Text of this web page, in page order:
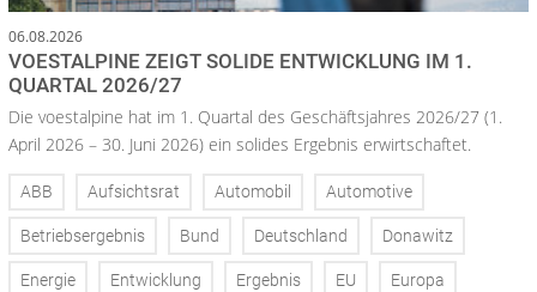
06.08.2026
VOESTALPINE ZEIGT SOLIDE ENTWICKLUNG IM 1.
QUARTAL 2026/27
Die voestalpine hat im 1. Quartal des Geschäftsjahres 2026/27 (1.
April 2026 – 30. Juni 2026) ein solides Ergebnis erwirtschaftet.
ABB Aufsichtsrat Automobil Automotive
Betriebsergebnis Bund Deutschland Donawitz
Energie Entwicklung Ergebnis EU Europa